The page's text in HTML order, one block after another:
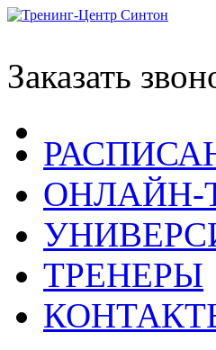
Заказать
ОНЛАЙН-
ТРЕНЕРЫ